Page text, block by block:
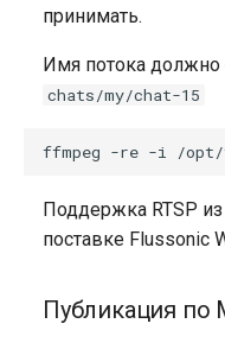
принимать.
Имя потока
chats/my/chat-15
Поддержка RTSP
поставке Flussonic
Публикация по